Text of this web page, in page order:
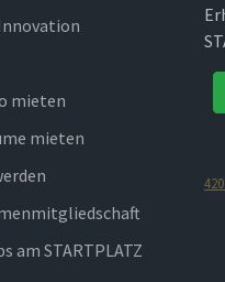
mieten
mieten
am STARTPLATZ
420